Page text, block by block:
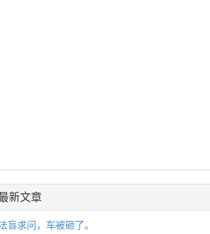
新文章
盲求问，车被砸了。